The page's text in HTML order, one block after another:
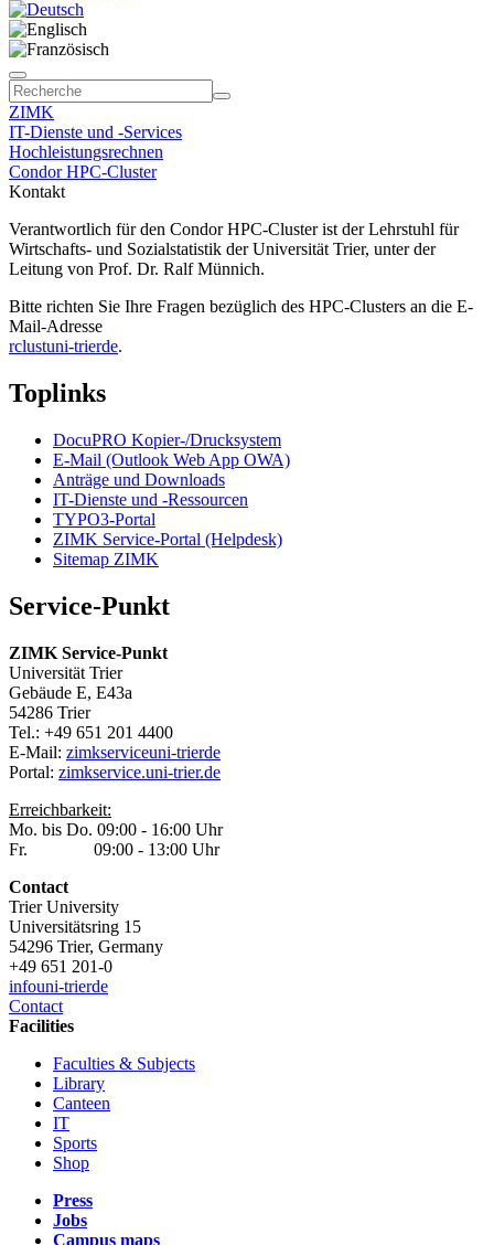
ZIMK
IT-Dienste und -Services
Hochleistungsrechnen
Condor HPC-Cluster
Kontakt
Verantwortlich für den Condor HPC-Cluster ist der Lehrstuhl für
Wirtschafts- und Sozialstatistik der Universität Trier, unter der
Leitung von Prof. Dr. Ralf Münnich.
Bitte richten Sie Ihre Fragen bezüglich des HPC-Clusters an die E-
Mail-Adresse
rclustuni-trierde.
Toplinks
DocuPRO Kopier-/Drucksystem
E-Mail (Outlook Web App OWA)
Anträge und Downloads
IT-Dienste und -Ressourcen
TYPO3-Portal
ZIMK Service-Portal (Helpdesk)
Sitemap ZIMK
Service-Punkt
ZIMK Service-Punkt
Universität Trier
Gebäude E, E43a
54286 Trier
Tel.: +49 651 201 4400
E-Mail: zimkserviceuni-trierde
Portal: zimkservice.uni-trier.de
Erreichbarkeit:
Mo. bis Do. 09:00 - 16:00 Uhr
Fr. 09:00 - 13:00 Uhr
Contact
Trier University
Universitätsring 15
54296 Trier, Germany
+49 651 201-0
infouni-trierde
Contact
Facilities
Faculties & Subjects
Library
Canteen
IT
Sports
Shop
Press
Jobs
Campus maps